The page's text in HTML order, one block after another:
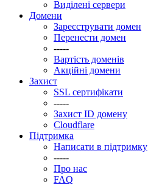
Виділені сервери
Домени
Зареєструвати домен
Перенести домен
-----
Вартість доменів
Акційні домени
Захист
SSL сертифікати
-----
Захист ID домену
Clоudflare
Підтримка
Написати в підтримку
-----
Про нас
FAQ